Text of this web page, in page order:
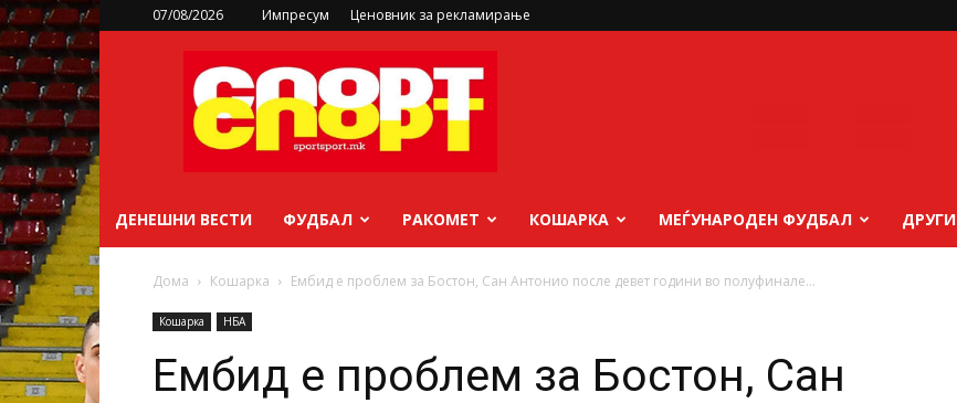
07/08/2026 Импресум Ценовник за рекламирање
sportsport.mk
ДЕНЕШНИ ВЕСТИ ФУДБАЛ РАКОМЕТ КОШАРКА МЕЃУНАРОДЕН ФУДБАЛ
Дома Кошарка Ембид е проблем за Бостон, Сан Антонио после девет години во полуфинале...
Кошарка НБА
Ембид е проблем за Бостон, Сан